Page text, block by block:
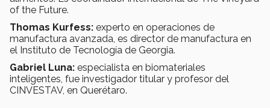
of the Future.
Thomas Kurfess: experto en operaciones de
manufactura avanzada, es director de manufactura en
el Instituto de Tecnología de Georgia.
Gabriel Luna: especialista en biomateriales
inteligentes, fue investigador titular y profesor del
CINVESTAV, en Querétaro.